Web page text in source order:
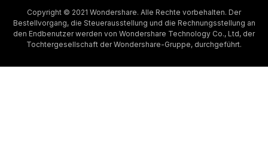
Copyright © 2021 Wondershare. Alle Rechte vorbehalten. Der
Bestellvorgang, die Steuerausstellung und die Rechnungsstellung an
den Endbenutzer werden von Wondershare Technology Co., Ltd, der
Tochtergesellschaft der Wondershare-Gruppe, durchgeführt.